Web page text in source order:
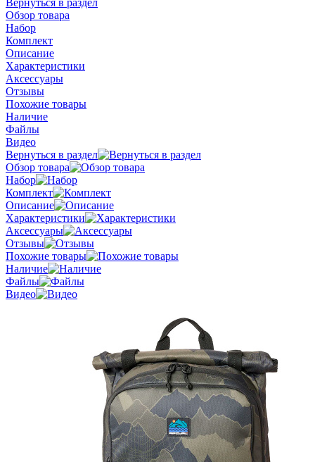
Вернуться в раздел
Обзор товара
Набор
Комплект
Описание
Характеристики
Аксессуары
Отзывы
Похожие товары
Наличие
Файлы
Видео
Вернуться в раздел
Обзор товара
Набор
Комплект
Описание
Характеристики
Аксессуары
Отзывы
Похожие товары
Наличие
Файлы
Видео